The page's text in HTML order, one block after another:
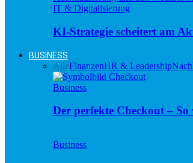
IT & Digitalisierung
KI-Strategie scheitert am
BUSINESS
AlleFinanzenHR & Leadership
Business
Der perfekte Checkout –
Business